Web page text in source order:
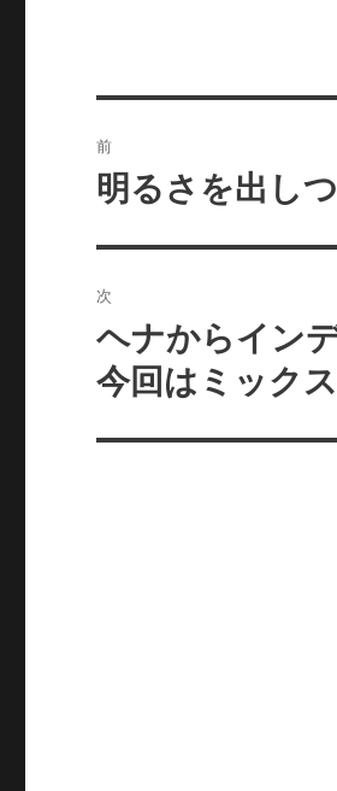
稿
ゲ
ー
前
前
投
稿:
明るさを出し
次
次
の
投
稿:
ヘナからイン
今回はミック